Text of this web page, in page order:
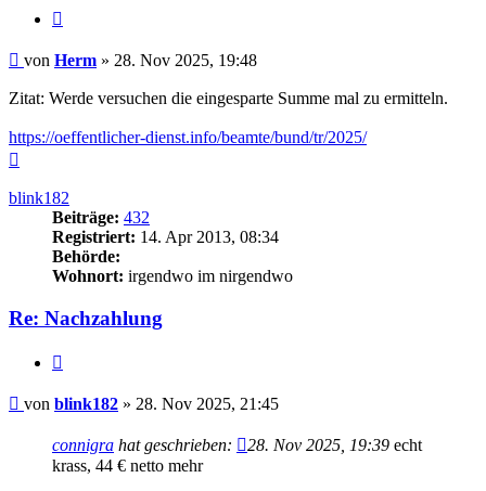
Beitrag
von Herm » 28. Nov 2025, 19:48
Zitat: Werde versuchen die eingesparte Summe mal zu ermitteln.
https://oeffentlicher-dienst.info/beamte/bund/tr/2025/
blink182
Beiträge: 432
Registriert: 14. Apr 2013, 08:34
Behörde:
Wohnort: irgendwo im nirgendwo
Re: Nachzahlung
Beitrag
von blink182 » 28. Nov 2025, 21:45
connigra hat geschrieben: 28. Nov 2025, 19:39 echt
krass, 44 € netto mehr